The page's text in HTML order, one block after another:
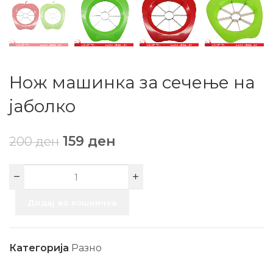
Нож машинка за сечење на
јаболко
200ден 159 ден
Категорија Разно